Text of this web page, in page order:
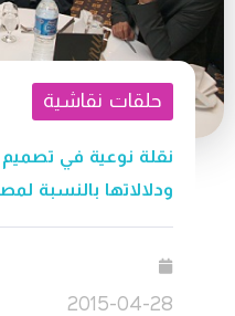
حلقات نقاشية
نقلة نوعية في
ودلالاتها بالنسبة
2015-04-28